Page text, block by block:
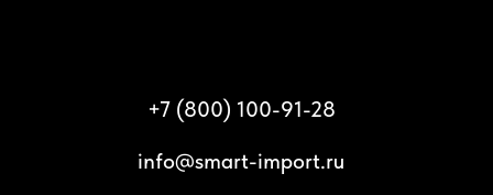
+7 (800) 100-91-28
info@smart-import.ru